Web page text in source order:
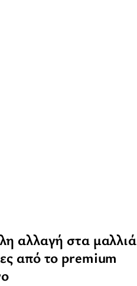
αλλαγή στα μαλλιά
από το premium